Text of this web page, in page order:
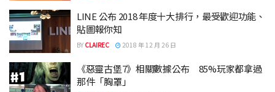
LINE 公布 2018 年度十大排行，最受歡迎功能、
貼圖報你知
BY CLAIREC 2018 年 12 月 26 日
《惡靈古堡7》相關數據公布 85%玩家都拿過
那件「胸罩」